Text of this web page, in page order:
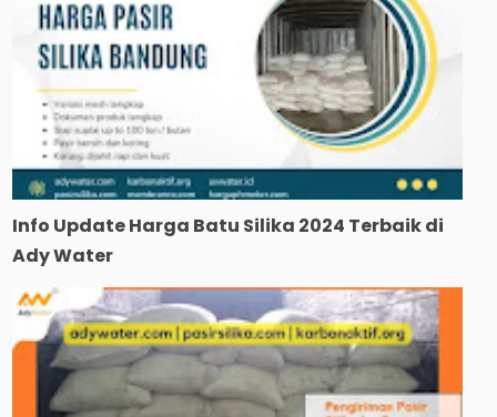
Info Update Harga Batu Silika 2024 Terbaik di
Ady Water